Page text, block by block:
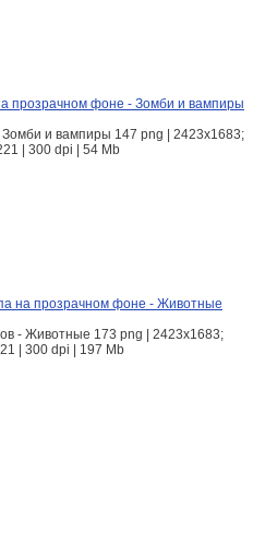
прозрачном фоне - Зомби и вампиры
и вампиры 147 png | 2423x1683;
| 300 dpi | 54 Mb
на прозрачном фоне - Животные
- Животные 173 png | 2423x1683;
| 300 dpi | 197 Mb